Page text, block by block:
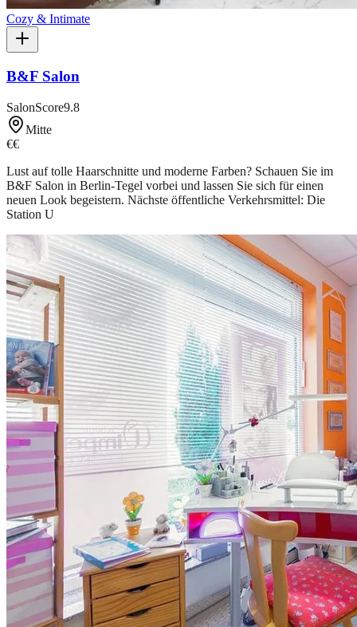
Cozy & Intimate
B&F Salon
SalonScore9.8
Mitte
€€
Lust auf tolle Haarschnitte und moderne Farben? Schauen Sie im
B&F Salon in Berlin-Tegel vorbei und lassen Sie sich für einen
neuen Look begeistern. Nächste öffentliche Verkehrsmittel: Die
Station U